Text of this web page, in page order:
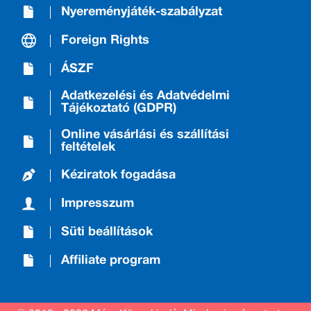
Nyereményjáték-szabályzat
Foreign Rights
ÁSZF
Adatkezelési és Adatvédelmi
Tájékoztató (GDPR)
Online vásárlási és szállítási
feltételek
Kéziratok fogadása
Impresszum
Süti beállítások
Affiliate program